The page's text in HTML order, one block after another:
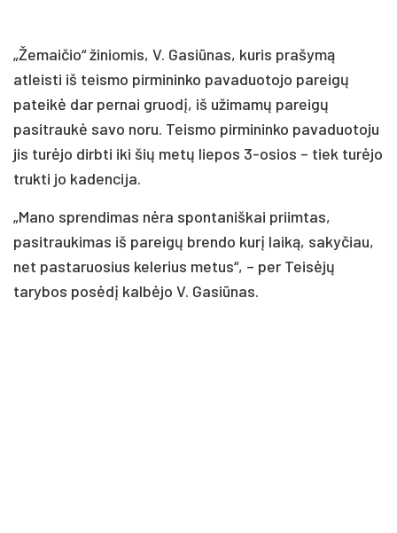
„Žemaičio“ žiniomis, V. Gasiūnas, kuris prašymą
atleisti iš teismo pirmininko pavaduotojo pareigų
pateikė dar pernai gruodį, iš užimamų pareigų
pasitraukė savo noru. Teismo pirmininko pavaduotoju
jis turėjo dirbti iki šių metų liepos 3-osios – tiek turėjo
trukti jo kadencija.
„Mano sprendimas nėra spontaniškai priimtas,
pasitraukimas iš pareigų brendo kurį laiką, sakyčiau,
net pastaruosius kelerius metus“, – per Teisėjų
tarybos posėdį kalbėjo V. Gasiūnas.